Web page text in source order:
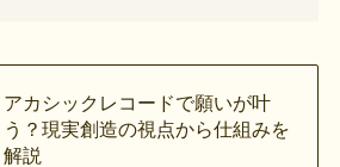
アカシックレコードで願いが叶
う？現実創造の視点から仕組みを
解説